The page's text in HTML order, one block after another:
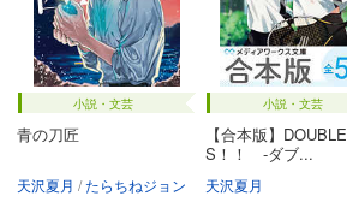
小説・文芸
青の刀匠
天沢夏月 たらちねジョン
小説・文芸
【合本版】DOUBLE
S！！ ‐ダブ...
天沢夏月